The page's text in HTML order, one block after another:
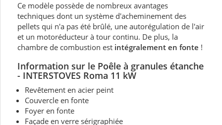
Ce modèle possède de nombreux avantages
techniques dont un système d'acheminement des
pellets qui n'a pas été brûlé, une autorégulation de l'air
et un motoréducteur à tour continu. De plus, la
chambre de combustion est intégralement en fonte !
Information sur le Poêle à granules étanche
- INTERSTOVES Roma 11 kW
Revêtement en acier peint
Couvercle en fonte
Foyer en fonte
Façade en verre sérigraphiée